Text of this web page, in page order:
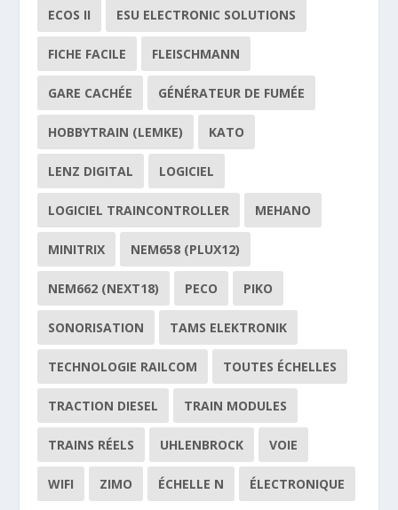
ECOS II ESU ELECTRONIC SOLUTIONS
FICHE FACILE FLEISCHMANN
GARE CACHÉE GÉNÉRATEUR DE FUMÉE
HOBBYTRAIN (LEMKE) KATO
LENZ DIGITAL LOGICIEL
LOGICIEL TRAINCONTROLLER MEHANO
MINITRIX NEM658 (PLUX12)
NEM662 (NEXT18) PECO PIKO
SONORISATION TAMS ELEKTRONIK
TECHNOLOGIE RAILCOM TOUTES ÉCHELLES
TRACTION DIESEL TRAIN MODULES
TRAINS RÉELS UHLENBROCK VOIE
WIFI ZIMO ÉCHELLE N ÉLECTRONIQUE